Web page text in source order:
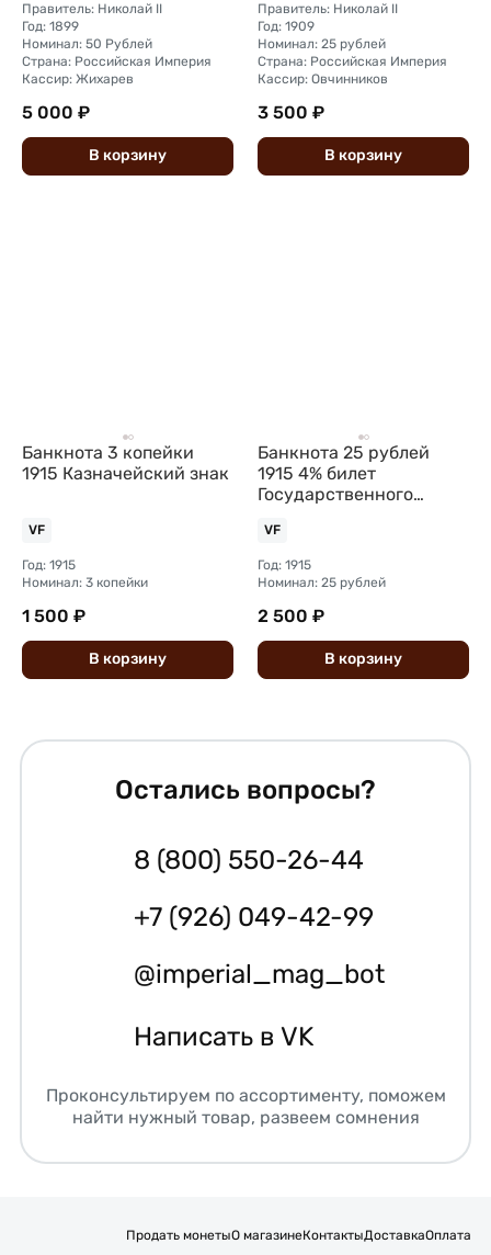
Правитель: Николай II
Год: 1899
Номинал: 50 Рублей
Страна: Российская Империя
Кассир: Жихарев
5 000 ₽
В корзину
Правитель: Николай II
Год: 1909
Номинал: 25 рублей
Страна: Российская Империя
Кассир: Овчинников
3 500 ₽
В корзину
Банкнота 3 копейки
1915 Казначейский знак
VF
Год: 1915
Номинал: 3 копейки
1 500 ₽
В корзину
Банкнота 25 рублей
1915 4% билет
Государственного
VF
Год: 1915
Номинал: 25 рублей
2 500 ₽
В корзину
Остались вопросы?
8 (800) 550-26-44
+7 (926) 049-42-99
@imperial_mag_bot
Написать в VK
Проконсультируем по ассортименту, поможем
найти нужный товар, развеем сомнения
Продать монетыО магазинеКонтактыДоставкаОплата